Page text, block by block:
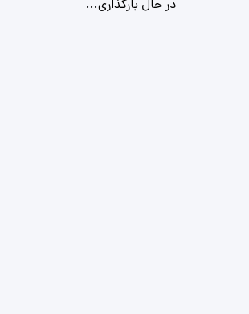
در حال بارگذاری...